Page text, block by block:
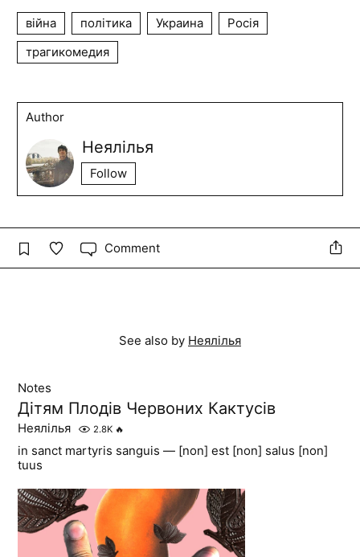
війна політика Украина
Росія
трагикомедия
Author
Неялілья
Follow
Comment
See also by Неялілья
Notes
Дітям Плодів Червоних Кактусів
Неялілья 2.8K 🔥
in sanct martyris sanguis — [non] est [non] salus [non]
tuus